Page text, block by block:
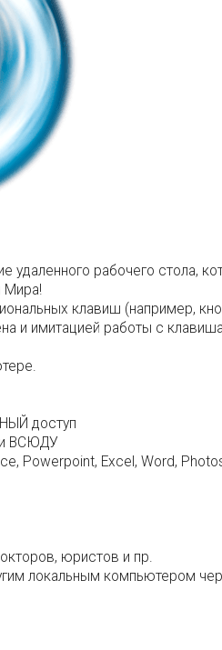
рабочего стола,
Мира!
клавиш (например,
и имитацией работы с
доступ
и ВСЮДУ
Powerpoint, Excel, Word,
юристов и пр.
локальным компьютером